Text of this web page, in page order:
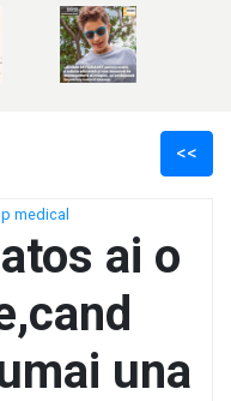
<<
medical
ai o
una